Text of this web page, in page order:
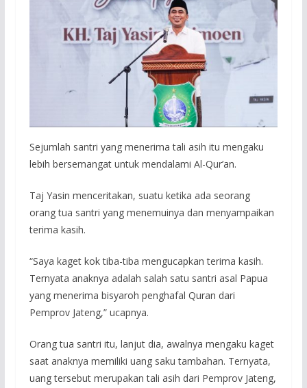
Sejumlah santri yang menerima tali asih itu mengaku
lebih bersemangat untuk mendalami Al-Qur’an.
Taj Yasin menceritakan, suatu ketika ada seorang
orang tua santri yang menemuinya dan menyampaikan
terima kasih.
“Saya kaget kok tiba-tiba mengucapkan terima kasih.
Ternyata anaknya adalah salah satu santri asal Papua
yang menerima bisyaroh penghafal Quran dari
Pemprov Jateng,” ucapnya.
Orang tua santri itu, lanjut dia, awalnya mengaku kaget
saat anaknya memiliki uang saku tambahan. Ternyata,
uang tersebut merupakan tali asih dari Pemprov Jateng,